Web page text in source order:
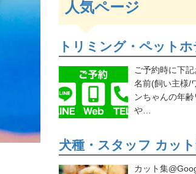
人気ページ
トリミング・ペット
ご予約時に下
名前(飼い主様/
ンちゃんの年
や…
犬種・スタッフ カッ
カット集